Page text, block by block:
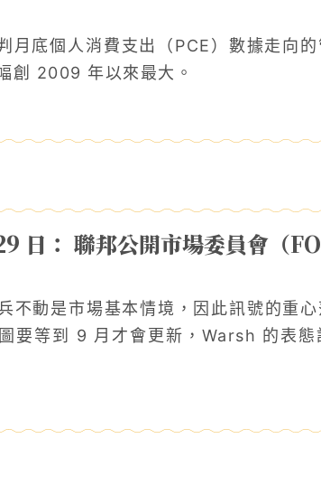
月底個人消費支出（PCE）數據走向
創 2009 年以來最大。
日： 聯邦公開市場委員會（
不動是市場基本情境，因此訊號的重
要等到 9 月才會更新，Warsh 的表態